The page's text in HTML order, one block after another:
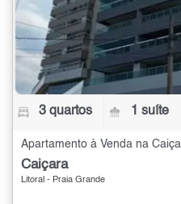
3 quartos 1 suíte
Apartamento à Venda na
Caiçara
Litoral - Praia Grande